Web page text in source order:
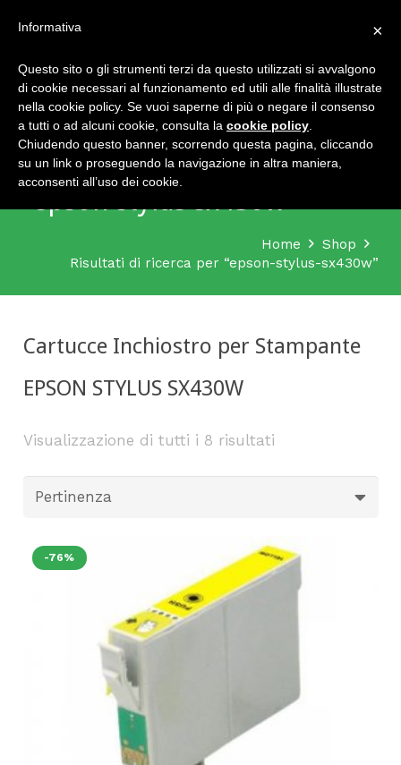
Risultati della ricerca per
Home
Shop
Risultati di ricerca per “epson-stylus-sx430w”
Cartucce Inchiostro per Stampante
EPSON STYLUS SX430W
Visualizzazione di tutti i 8 risultati
-76%
×
Informativa
Questo sito o gli strumenti terzi da questo utilizzati si avvalgono
di cookie necessari al funzionamento ed utili alle finalità illustrate
nella cookie policy. Se vuoi saperne di più o negare il consenso
a tutti o ad alcuni cookie, consulta la cookie policy
Chiudendo questo banner, scorrendo questa pagina, cliccando
su un link o proseguendo la navigazione in altra maniera,
acconsenti all’uso dei cookie.